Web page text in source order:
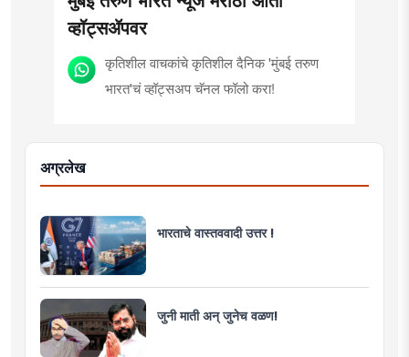
व्हॉट्सॲपवर
कृतिशील वाचकांचे कृतिशील दैनिक 'मुंबई तरुण
भारत'चं व्हॉट्सअप चॅनल फॉलो करा!
अग्रलेख
भारताचे वास्तववादी उत्तर !
जुनी माती अन् जुनेच वळण!